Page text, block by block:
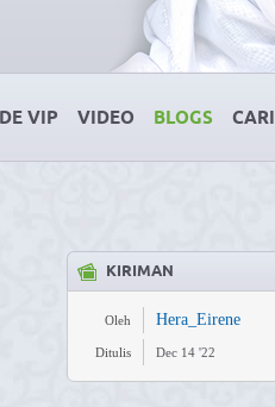
VIP VIDEO BLOGS CARI
KIRIMAN
Oleh Hera_Eirene
Ditulis Dec 14 '22